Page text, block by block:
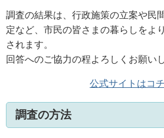
調査の結果は、行政施策の立案や民
定など、市民の皆さまの暮らしをよ
されます。
回答へのご協力の程よろしくお願い
公式サイトはコ
調査の方法